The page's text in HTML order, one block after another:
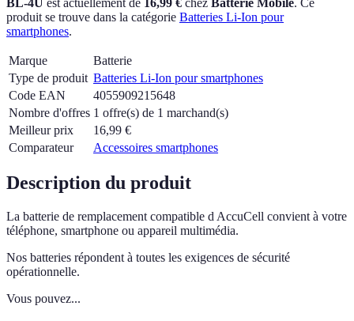
produit se trouve dans la catégorie Batteries Li-Ion pour
smartphones.
Marque
Batterie
Type de produit Batteries Li-Ion pour smartphones
Code EAN
4055909215648
Nombre d'offres 1 offre(s) de 1 marchand(s)
Meilleur prix
16,99 €
Comparateur
Accessoires smartphones
Description du produit
La batterie de remplacement compatible d AccuCell convient à votre
téléphone, smartphone ou appareil multimédia.
Nos batteries répondent à toutes les exigences de sécurité
opérationnelle.
Vous pouvez...